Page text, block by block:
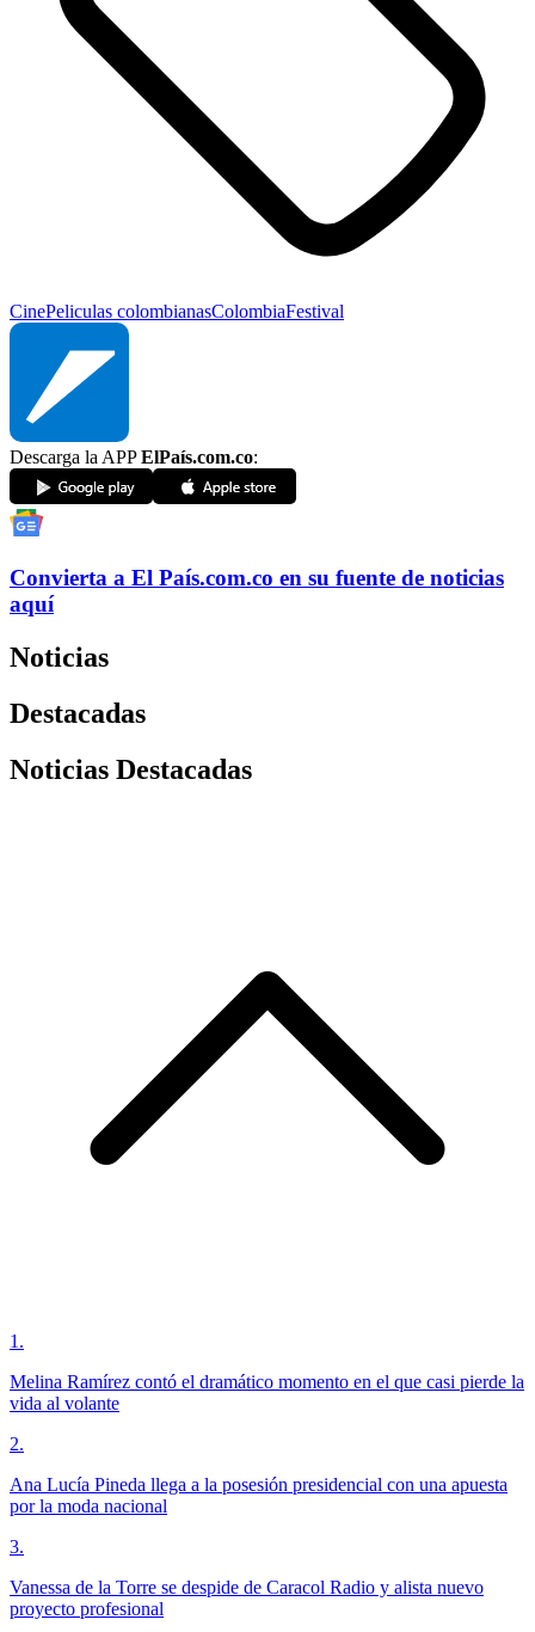
CinePeliculas colombianasColombiaFestival
Descarga la APPElPaís.com.co:
Convierta a El País.com.co en su fuente de noticias
aquí
Noticias
Destacadas
Noticias Destacadas
1 .
Melina Ramírez contó el dramático momento en el que casi pierde la
vida al volante
2.
Ana Lucía Pineda llega a la posesión presidencial con una apuesta
por la moda nacional
3.
Vanessa de la Torre se despide de Caracol Radio y alista nuevo
proyecto profesional